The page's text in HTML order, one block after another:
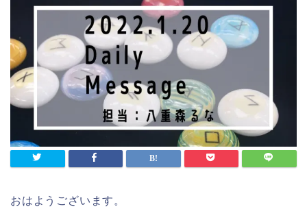
おはようございます。